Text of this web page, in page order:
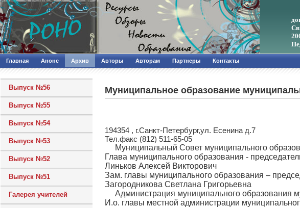
Главная Анонс Архив Авторы Авторам Партнеры Контакты
Выпуск №56
Выпуск №55
Выпуск №54
Выпуск №53
Выпуск №52
Выпуск №51
Галерея учителей
Муниципальное образование
194354 , г.Санкт-Петербург,ул. Есенина д.7
Тел.факс (812) 511-65-05
Муниципальный Совет муниципального
Глава муниципального образования -
Линьков Алексей Викторович
Зам. главы муниципального образования –
Загородникова Светлана Григорьевна
Администрация муниципального образования
И.о. главы местной администрации